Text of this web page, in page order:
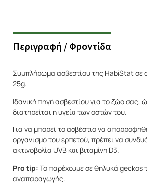
Περιγραφή / Φροντίδα
Συμπλήρωμα ασβεστίου της HabiStat σε
25g.
Ιδανική πηγή ασβεστίου για το ζώο σας,
διατηρείται η υγεία των οστών του.
Για να μπορεί το ασβέστιο να
οργανισμό του ερπετού, πρέπει να
ακτινοβολία UVB και βιταμίνη D3.
Pro tip: Το παρέχουμε σε θηλυκά geckos
αναπαραγωγής.